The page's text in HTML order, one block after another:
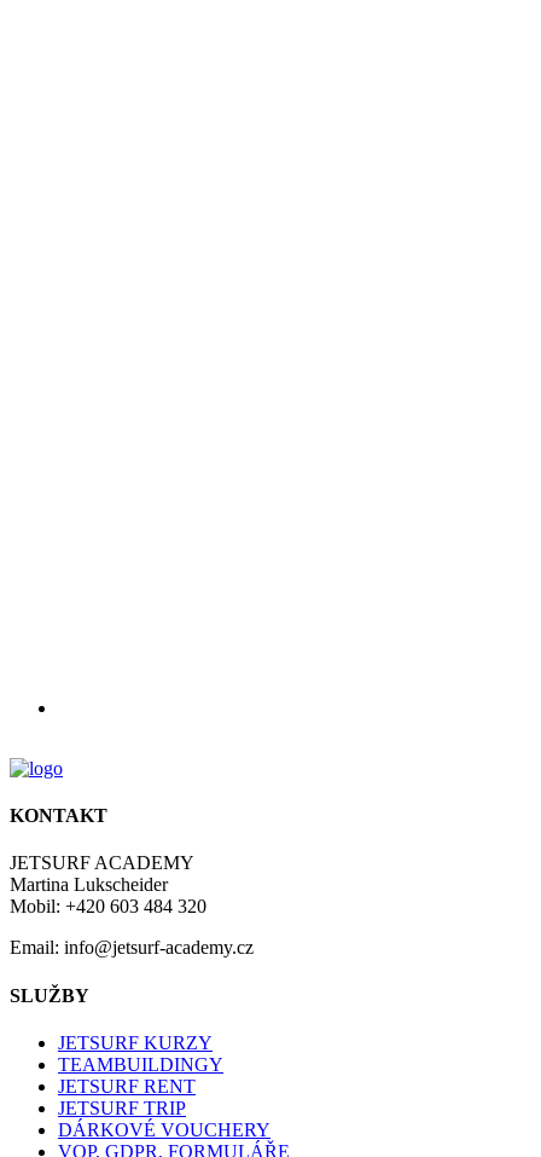
KONTAKT
JETSURF ACADEMY
Martina Lukscheider
Mobil: +420 603 484 320
Email: info@jetsurf-academy.cz
SLUŽBY
JETSURF KURZY
TEAMBUILDINGY
JETSURF RENT
JETSURF TRIP
DÁRKOVÉ VOUCHERY
VOP, GDPR, FORMULÁŘE